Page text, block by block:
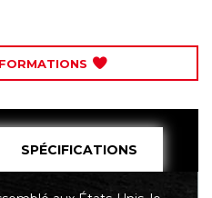
SPÉCIFICATIONS